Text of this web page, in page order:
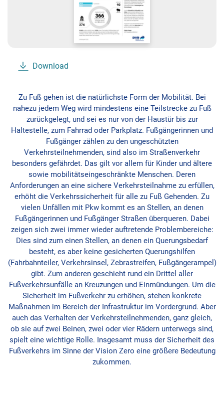
Download
Zu Fuß gehen ist die natürlichste Form der Mobilität. Bei
nahezu jedem Weg wird mindestens eine Teilstrecke zu Fuß
zurückgelegt, und sei es nur von der Haustür bis zur
Haltestelle, zum Fahrrad oder Parkplatz. Fußgängerinnen und
Fußgänger zählen zu den ungeschützten
Verkehrsteilnehmenden, sind also im Straßenverkehr
besonders gefährdet. Das gilt vor allem für Kinder und ältere
sowie mobilitätseingeschränkte Menschen. Deren
Anforderungen an eine sichere Verkehrsteilnahme zu erfüllen,
erhöht die Verkehrssicherheit für alle zu Fuß Gehenden. Zu
vielen Unfällen mit Pkw kommt es an Stellen, an denen
Fußgängerinnen und Fußgänger Straßen überqueren. Dabei
zeigen sich zwei immer wieder auftretende Problembereiche:
Dies sind zum einen Stellen, an denen ein Querungsbedarf
besteht, es aber keine gesicherten Querungshilfen
(Fahrbahnteiler, Verkehrsinsel, Zebrastreifen, Fußgängerampel)
gibt. Zum anderen geschieht rund ein Drittel aller
Fußverkehrsunfälle an Kreuzungen und Einmündungen. Um die
Sicherheit im Fußverkehr zu erhöhen, stehen konkrete
Maßnahmen im Bereich der Infrastruktur im Vordergrund. Aber
auch das Verhalten der Verkehrsteilnehmenden, ganz gleich,
ob sie auf zwei Beinen, zwei oder vier Rädern unterwegs sind,
spielt eine wichtige Rolle. Insgesamt muss der Sicherheit des
Fußverkehrs im Sinne der Vision Zero eine größere Bedeutung
zukommen.